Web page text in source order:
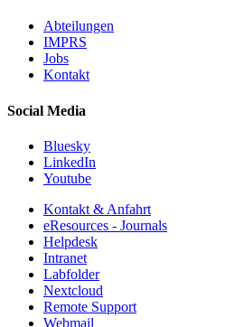
Abteilungen
IMPRS
Jobs
Kontakt
Social Media
Bluesky
LinkedIn
Youtube
Kontakt & Anfahrt
eResources - Journals
Helpdesk
Intranet
Labfolder
Nextcloud
Remote Support
Webmail